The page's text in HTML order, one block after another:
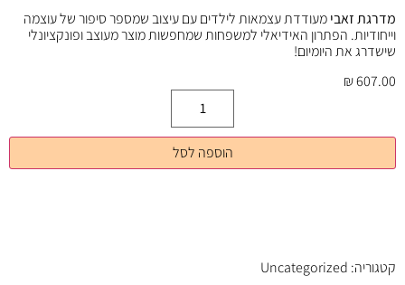
מדרגת זאבימעודדת עצמאות לילדים עם עיצוב שמספר סיפור של עוצמה
וייחודיות. הפתרון האידיאלי למשפחות שמחפשות מוצר מעוצב ופונקציונלי
שישדרג את היומיום!
₪607.00
הוספה לסל
קטגוריה: Uncategorized